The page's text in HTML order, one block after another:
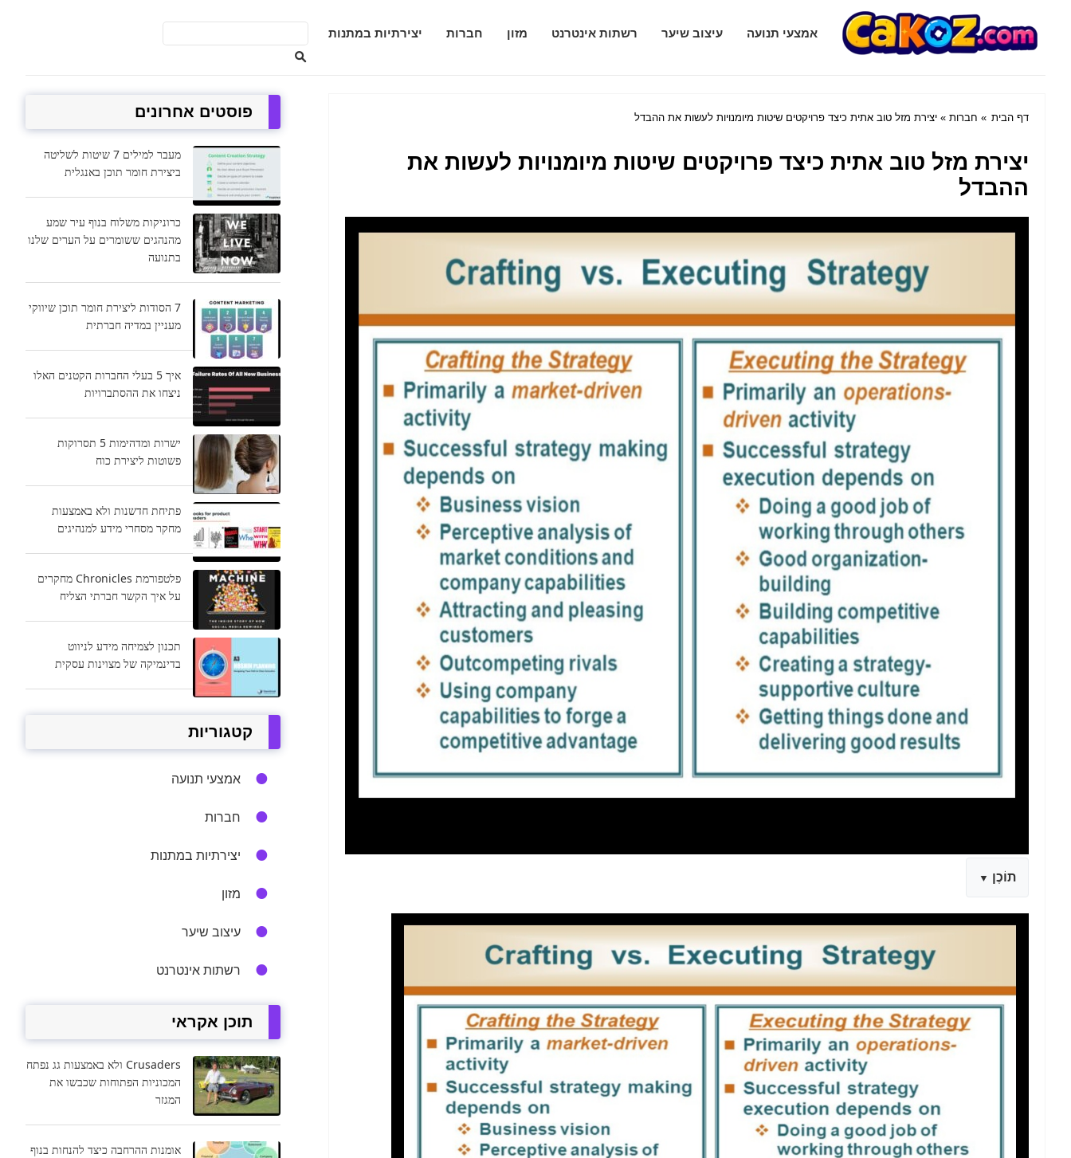
Cakoz.com אמצעי תנועה עיצוב שיער רשתות אינטרנט מזון חברות יצירתיות במתנות
דף הבית » חברות » יצירת מזל טוב אתית כיצד פרויקטים שיטות מיומנויות לעשות את ההבדל
יצירת מזל טוב אתית כיצד פרויקטים שיטות מיומנויות לעשות את
ההבדל
תוֹכֶן
פוסטים אחרונים
מעבר למילים 7 שיטות לשליטה
ביצירת חומר תוכן באנגלית
כרוניקות משלוח בנוף עיר שמע
מהנהגים ששומרים על הערים שלנו
בתנועה
7 הסודות ליצירת חומר תוכן שיווקי
מעניין במדיה חברתית
איך 5 בעלי החברות הקטנים האלו
ניצחו את ההסתברויות
ישרות ומדהימות 5 תסרוקות
פשוטות ליצירת כוח
פתיחת חדשנות ולא באמצעות
מחקר מסחרי מידע למנהיגים
פלטפורמת Chronicles מחקרים
על איך הקשר חברתי הצליח
תכנון לצמיחה מידע לניווט
בדינמיקה של מצוינות עסקית
קטגוריות
אמצעי תנועה
חברות
יצירתיות במתנות
מזון
עיצוב שיער
רשתות אינטרנט
תוכן אקראי
Crusaders ולא באמצעות גג נפתח
המכוניות הפתוחות שכבשו את
המגזר
אומנות ההרחבה כיצד להנחות בנוף